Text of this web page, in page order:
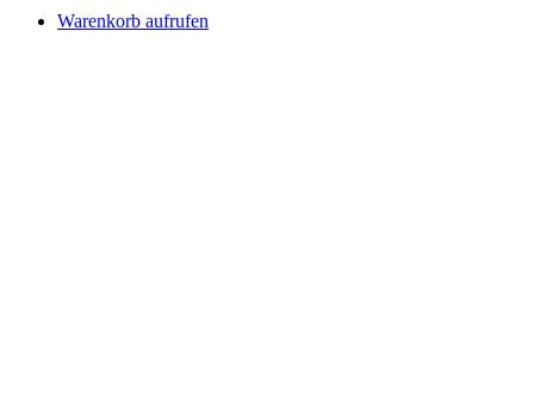
Warenkorb aufrufen